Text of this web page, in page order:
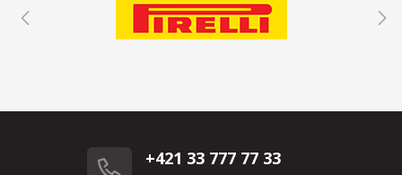
+421 33 777 77 33